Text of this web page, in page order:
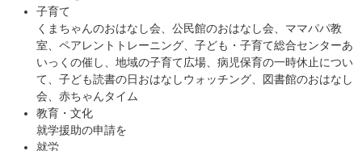
子育て
くまちゃんのおはなし会、公民館のおはなし会、ママパパ教
室、ペアレントトレーニング、子ども・子育て総合センターあ
いっくの催し、地域の子育て広場、病児保育の一時休止につい
て、子ども読書の日おはなしウォッチング、図書館のおはなし
会、赤ちゃんタイム
教育・文化
就学援助の申請を
就労